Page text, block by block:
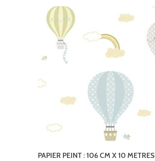
PAPIER PEINT : 106 CM X 10 METRES